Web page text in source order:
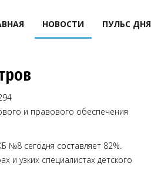
НОВОСТИ ПУЛЬС ДНЯ
и правового обеспечения
№8 сегодня составляет 82%.
и узких специалистах детского